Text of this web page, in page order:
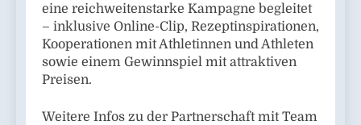
eine reichweitenstarke Kampagne begleitet
– inklusive Online-Clip, Rezeptinspirationen,
Kooperationen mit Athletinnen und Athleten
sowie einem Gewinnspiel mit attraktiven
Preisen.
Weitere Infos zu der Partnerschaft mit Team